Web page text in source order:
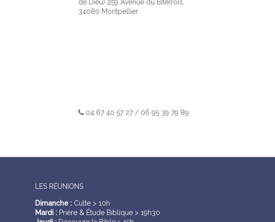
de Dieu) 259 Avenue du Biterrois,
34080 Montpellier
04 67 40 57 27 / 06 95 39 79 89
LES RÉUNIONS
Dimanche : Culte > 10h
Mardi : Prière & Étude Biblique > 19h30